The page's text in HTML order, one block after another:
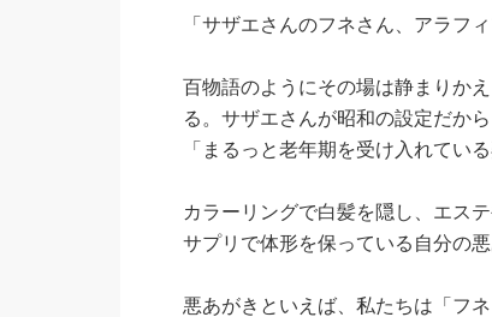
「サザエさんのフネさん、アラフ
百物語のようにその場は静まりか
る。サザエさんが昭和の設定だか
「まるっと老年期を受け入れてい
カラーリングで白髪を隠し、エス
サプリで体形を保っている自分の
悪あがきといえば、私たちは「フ